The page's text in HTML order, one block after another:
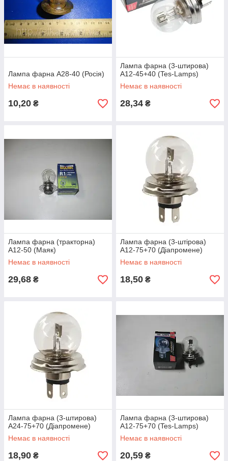
Лампа фарна А28-40 (Росія)
Немає в наявності
10,20 ₴
Лампа фарна (3-штирова)
А12-45+40 (Tes-Lamps)
Немає в наявності
28,34 ₴
Лампа фарна (тракторна)
А12-50 (Маяк)
Немає в наявності
29,68 ₴
Лампа фарна (3-штірова)
А12-75+70 (Діапромене)
Немає в наявності
18,50 ₴
Лампа фарна (3-штирова)
А24-75+70 (Діапромене)
Немає в наявності
18,90 ₴
Лампа фарна (3-штирова)
А12-75+70 (Tes-Lamps)
Немає в наявності
20,59 ₴